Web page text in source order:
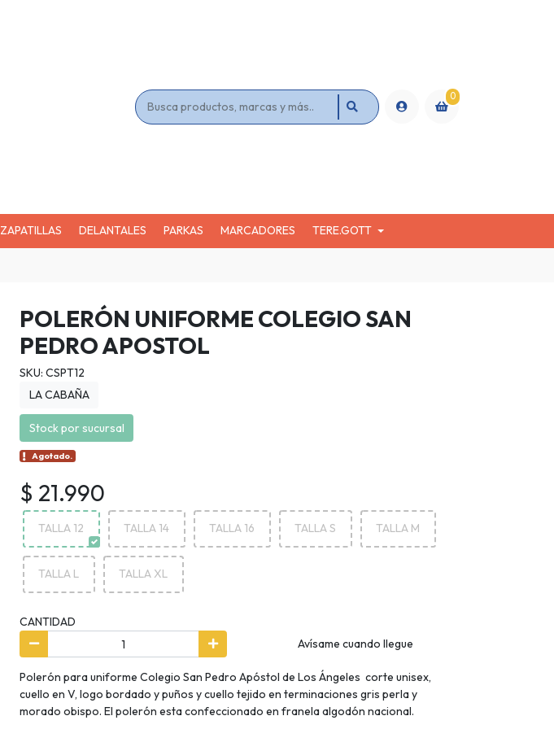
0
ZAPATILLAS DELANTALES PARKAS MARCADORES TERE.GOTT
POLERÓN UNIFORME COLEGIO SAN
PEDRO APOSTOL
SKU: CSPT12
LA CABAÑA
Stock por sucursal
Agotado.
$ 21.990
TALLA 12 TALLA 14 TALLA 16 TALLA S TALLA M
TALLA L TALLA XL
CANTIDAD
Avísame cuando llegue
Polerón para uniforme Colegio San Pedro Apóstol de Los Ángeles corte unisex,
cuello en V, logo bordado y puños y cuello tejido en terminaciones gris perla y
morado obispo. El polerón esta confeccionado en franela algodón nacional.